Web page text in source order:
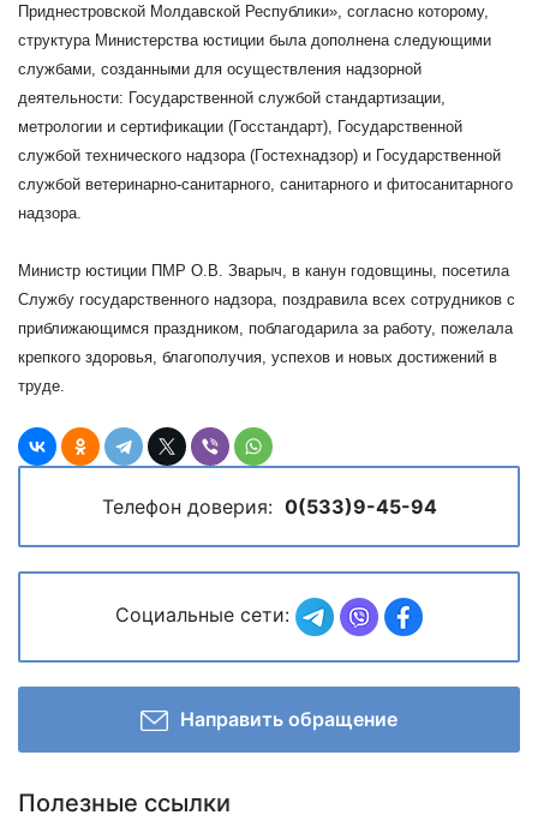
Приднестровской Молдавской Республики», согласно которому,
структура Министерства юстиции была дополнена следующими
службами, созданными для осуществления надзорной
деятельности: Государственной службой стандартизации,
метрологии и сертификации (Госстандарт), Государственной
службой технического надзора (Гостехнадзор) и Государственной
службой ветеринарно-санитарного, санитарного и фитосанитарного
надзора.
Министр юстиции ПМР О.В. Зварыч, в канун годовщины, посетила
Службу государственного надзора, поздравила всех сотрудников с
приближающимся праздником, поблагодарила за работу, пожелала
крепкого здоровья, благополучия, успехов и новых достижений в
труде.
Телефон доверия: 0(533)9-45-94
Социальные сети:
Направить обращение
Полезные ссылки